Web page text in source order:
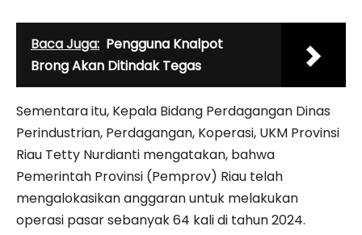
Baca Juga: Pengguna Knalpot
Brong Akan Ditindak Tegas
Sementara itu, Kepala Bidang Perdagangan Dinas
Perindustrian, Perdagangan, Koperasi, UKM Provinsi
Riau Tetty Nurdianti mengatakan, bahwa
Pemerintah Provinsi (Pemprov) Riau telah
mengalokasikan anggaran untuk melakukan
operasi pasar sebanyak 64 kali di tahun 2024.